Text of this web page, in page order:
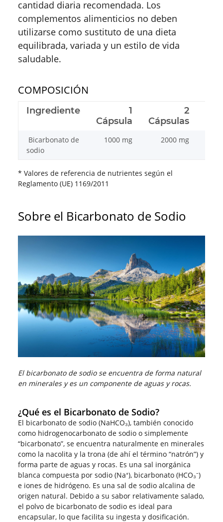
cantidad diaria recomendada. Los
complementos alimenticios no deben
utilizarse como sustituto de una dieta
equilibrada, variada y un estilo de vida
saludable.
COMPOSICIÓN
Ingrediente
1
Cápsula
2
Cápsulas
Bicarbonato de
sodio
1000 mg 2000 mg
* Valores de referencia de nutrientes según el
Reglamento (UE) 1169/2011
Sobre el Bicarbonato de Sodio
El bicarbonato de sodio se encuentra de forma natural
en minerales y es un componente de aguas y rocas.
¿Qué es el Bicarbonato de Sodio?
El bicarbonato de sodio (NaHCO₃), también conocido
como hidrogenocarbonato de sodio o simplemente
“bicarbonato”, se encuentra naturalmente en minerales
como la nacolita y la trona (de ahí el término “natrón”) y
forma parte de aguas y rocas. Es una sal inorgánica
blanca compuesta por sodio (Na⁺), bicarbonato (HCO₃⁻)
e iones de hidrógeno. Es una sal de sodio alcalina de
origen natural. Debido a su sabor relativamente salado,
el polvo de bicarbonato de sodio es ideal para
encapsular, lo que facilita su ingesta y dosificación.